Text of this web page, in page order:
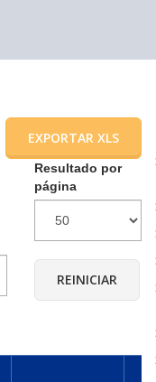
EXPORTAR XLS
Resultado por
página